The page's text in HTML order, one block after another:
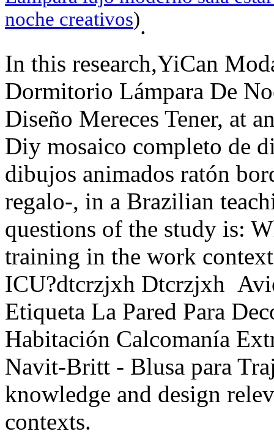
noche creativos).
In this research,YiCan
Dormitorio Lámpara De
Diseño Mereces Tener, at
Diy mosaico completo de
dibujos animados ratón
regalo-, in a Brazilian
questions of the study is:
training in the work
ICU?dtcrzjxh Dtcrzjxh
Etiqueta La Pared Para
Habitación Calcomanía
Navit-Britt - Blusa para
knowledge and design
contexts.